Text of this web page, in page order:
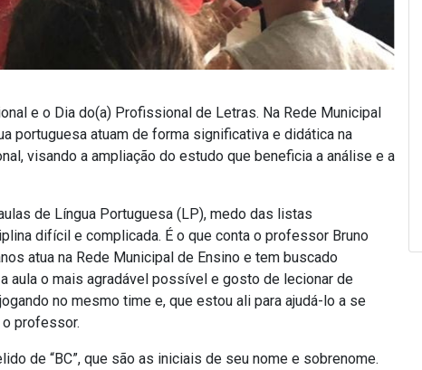
e o Dia do(a) Profissional de Letras. Na Rede Municipal
portuguesa atuam de forma significativa e didática na
visando a ampliação do estudo que beneficia a análise e a
de Língua Portuguesa (LP), medo das listas
difícil e complicada. É o que conta o professor Bruno
atua na Rede Municipal de Ensino e tem buscado
aula o mais agradável possível e gosto de lecionar de
no mesmo time e, que estou ali para ajudá-lo a se
o professor.
de “BC”, que são as iniciais de seu nome e sobrenome.